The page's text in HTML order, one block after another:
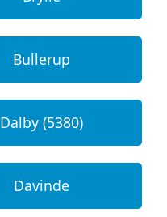
Bullerup
Dalby (5380)
Davinde